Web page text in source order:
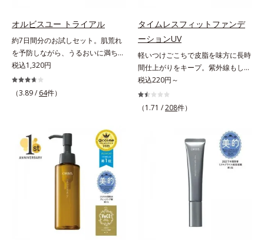
ビス内最高の紫外線カットレベル*4
紫外線に瞬時に反応して、膜が厚く
なり始めることおよび表面に新たな
膜ができ始めることで膜が強くくず
れにくくなり、密閉することで保湿
成分を浸透促進すること（角層ま
で）*5 保湿成分*6 角層まで＜使用
量目安＞大きめのパール1粒程度
洗顔料 ⇒ 化粧水 ⇒ 保湿液 ⇒オル
ビス リンクルブライトUVプロテク
ター N各商品の詳しい情報は商品ペ
ージをご覧ください。・BEAUTY夏
み、ポンポンするだけでキレイが復
活します。リキッド、クッション、
パウダー、どんなファンデーション
の上に重ねてもOK。携帯に便利な
コンパクトタイプです。
ビスユー ドットシリーズは美容成
ター(*8)」を配合。そして、従来か
ら配合している美白有効成分「トラ
ネキサム酸」を配合しました。さら
に、シリーズ共通の美容成分(*7)
「GLルートブースター(*9)」を配合
することで、肌のふっくら感や透明
角的なエイジングケアが叶うシリー
ズに。3ステップで上向き(*10)のハ
リと透明感を。効果的なシナジー設
計で、あなたのエイジングケアを応
援します。*1 メラニンの生成を抑
オルビスユー トライアル
約7日間分のお試しセット。肌荒れ
を予防しながら、うるおいに満ちた
美しい肌へ。7000種を超える成分
から厳選し、「うるおいの質(*1)」
に着目した初期エイジングケア(*2)
る初期エイジングケアシリーズで
す。「うるおいの質」に着目し、肌
荒れを予防しながらうるおいに満ち
た美しい肌へと導きます。ポーラ・
オルビスグループ独自の肌荒れ防止
有効成分として、「DF-パンテノー
ル(*3)」を国内唯一(*4)、高濃度で
配合。角層のバリア機能にアプロー
チして肌荒れを防ぎ、肌不調にゆら
がない肌を叶えます。そして、独自
税込1,320円
（3.89 / 64件）
タイムレスフィットファンデ
ーションUV
軽いつけごこちで皮脂を味方に長時
間仕上がりをキープ。紫外線もしっ
かりカットするファンデーション。
皮脂を味方に軽やかな仕上がりが続
く、UVカットパウダーファンデー
上がる粉体(*1)と、サラサラ状態を
キープする(*2)2種の粉体で、ヨ
レ・テカリをブロック。素肌にピタ
ッと密着する設計で、くずれにくい
サラサラ肌をキープします。さらに
脂や汗に濡れてもくすみにくく。2
ように肌のノイズをふわっとカバー
税込220円～
（1.71 /208件）